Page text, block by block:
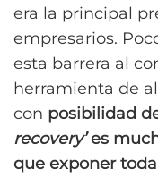
era la principal
empresarios.
esta barrera al
herramienta de
con posibilidad
recovery’es
que exponer